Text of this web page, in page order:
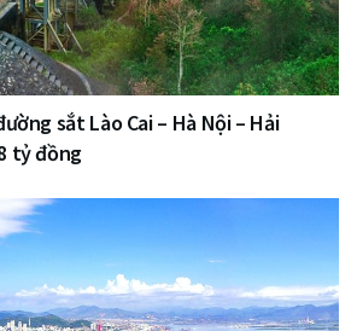
sắt Lào Cai – Hà Nội – Hải
tỷ đồng